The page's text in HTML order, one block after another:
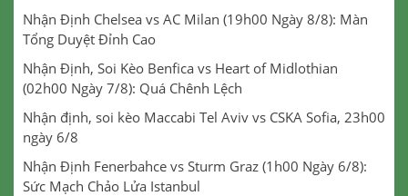
Nhận Định Chelsea vs AC Milan (19h00 Ngày 8/8): Màn
Tổng Duyệt Đỉnh Cao
Nhận Định, Soi Kèo Benfica vs Heart of Midlothian
(02h00 Ngày 7/8): Quá Chênh Lệch
Nhận định, soi kèo Maccabi Tel Aviv vs CSKA Sofia, 23h00
ngày 6/8
Nhận Định Fenerbahce vs Sturm Graz (1h00 Ngày 6/8):
Sức Mạch Chảo Lửa Istanbul